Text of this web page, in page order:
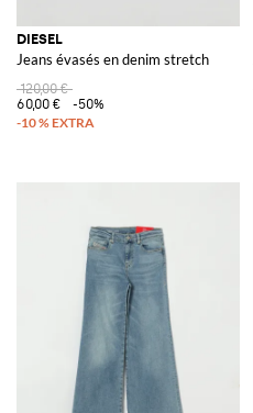
DIESEL
Jeans évasés en denim stretch
120,00 €
60,00 €
-50%